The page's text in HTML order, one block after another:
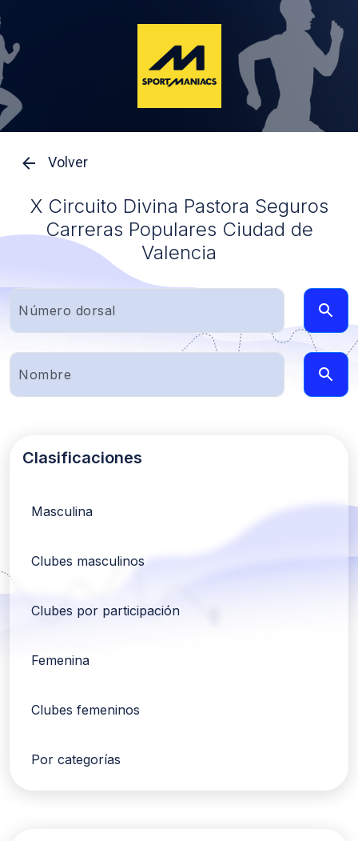
Volver
X Circuito Divina Pastora Seguros
Carreras Populares Ciudad de
Valencia
Clasificaciones
Masculina
Clubes masculinos
Clubes por participación
Femenina
Clubes femeninos
Por categorías